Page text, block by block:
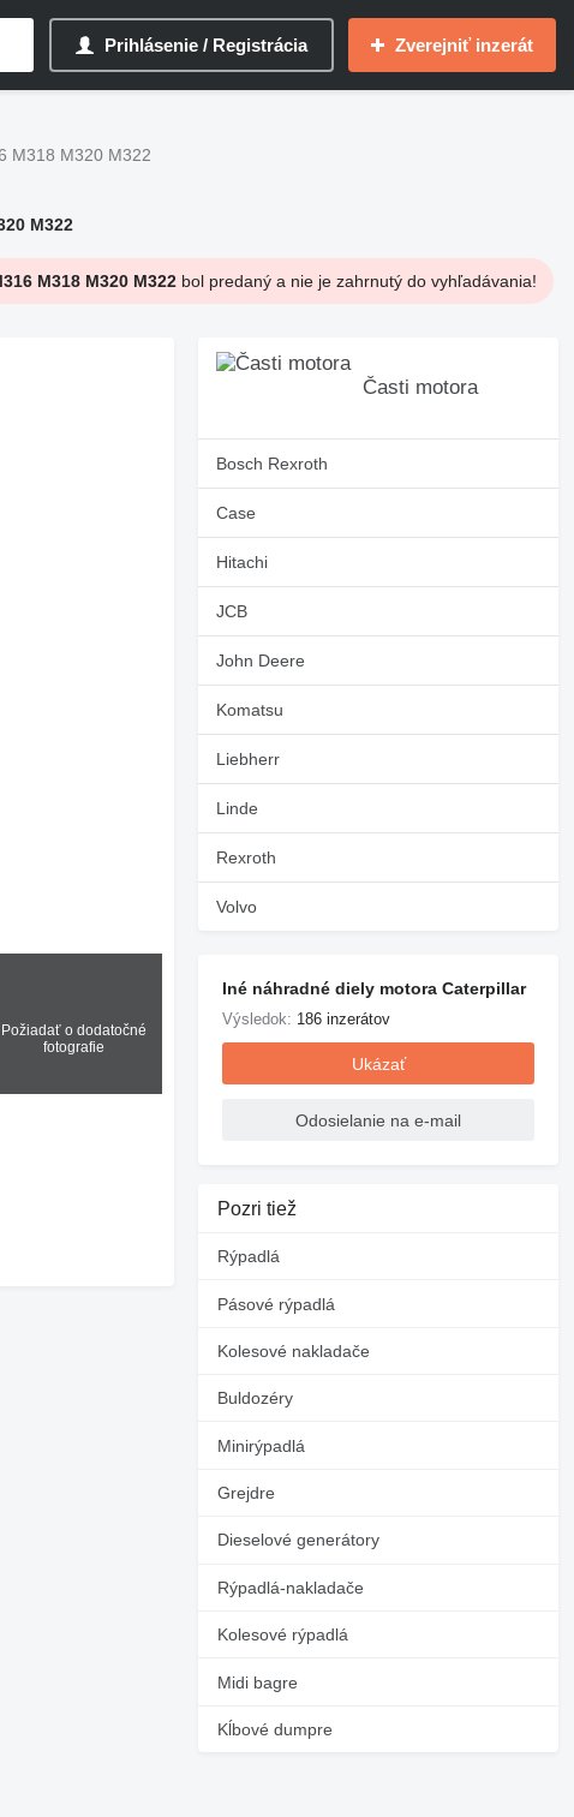
Prihlásenie / Registrácia Zverejniť inzerát
M318 M320 M322
M322
M318 M320 M322bol predaný a nie je zahrnutý do vyhľadávania!
Požiadať o dodatočné
fotografie
Časti motora
Bosch Rexroth
Case
Hitachi
JCB
John Deere
Komatsu
Liebherr
Linde
Rexroth
Volvo
Iné náhradné diely motora Caterpillar
Výsledok: 186 inzerátov
Ukázať
Odosielanie na e-mail
Pozri tiež
Rýpadlá
Pásové rýpadlá
Kolesové nakladače
Buldozéry
Minirýpadlá
Grejdre
Dieselové generátory
Rýpadlá-nakladače
Kolesové rýpadlá
Midi bagre
Kĺbové dumpre